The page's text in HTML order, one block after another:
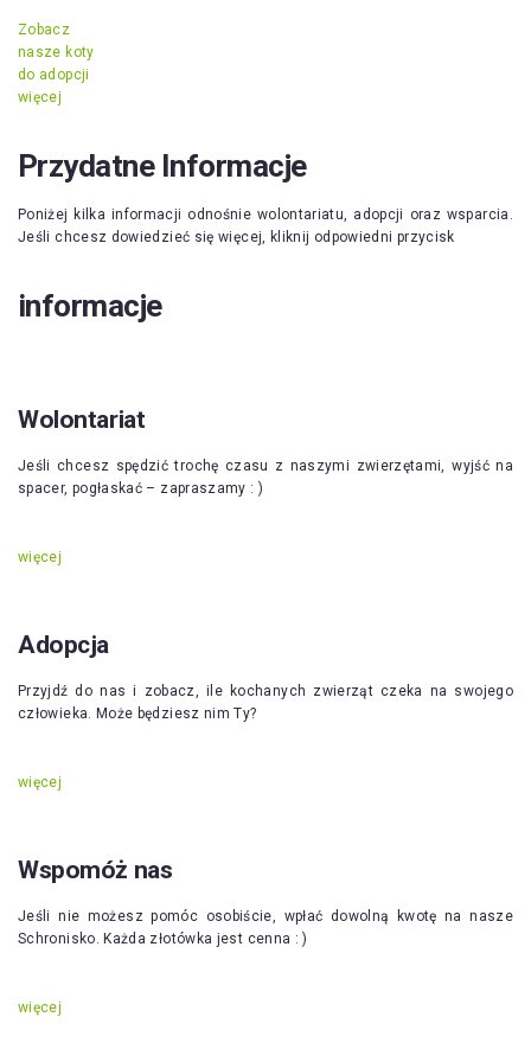
Zobacz
nasze koty
do adopcji
więcej
Przydatne Informacje
Poniżej kilka informacji odnośnie wolontariatu, adopcji oraz wsparcia.
Jeśli chcesz dowiedzieć się więcej, kliknij odpowiedni przycisk
informacje
Wolontariat
Jeśli chcesz spędzić trochę czasu z naszymi zwierzętami, wyjść na
spacer, pogłaskać – zapraszamy : )
więcej
Adopcja
Przyjdź do nas i zobacz, ile kochanych zwierząt czeka na swojego
człowieka. Może będziesz nim Ty?
więcej
Wspomóż nas
Jeśli nie możesz pomóc osobiście, wpłać dowolną kwotę na nasze
Schronisko. Każda złotówka jest cenna : )
więcej